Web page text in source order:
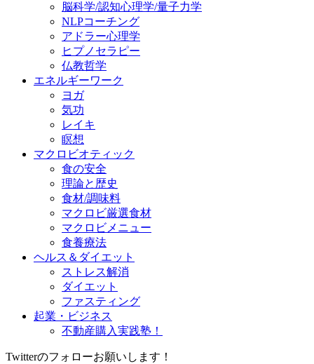
脳科学/認知心理学/量子力学
NLPコーチング
アドラー心理学
ヒプノセラピー
仏教哲学
エネルギーワーク
ヨガ
気功
レイキ
瞑想
マクロビオティック
食の安全
理論と歴史
食材/調味料
マクロビ厳選食材
マクロビメニュー
食養療法
ヘルス＆ダイエット
ストレス解消
ダイエット
ファスティング
起業・ビジネス
不動産購入実践塾！
Twitterのフォローお願いします！